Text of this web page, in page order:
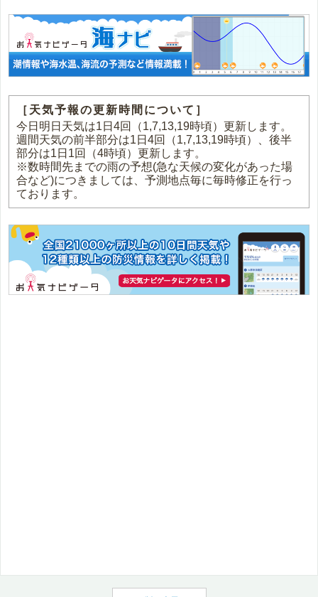
［天気予報の更新時間について］
今日明日天気は1日4回（1,7,13,19時頃）更新します。
週間天気の前半部分は1日4回（1,7,13,19時頃）、後半
部分は1日1回（4時頃）更新します。
※数時間先までの雨の予想(急な天候の変化があった場
合など)につきましては、予測地点毎に毎時修正を行っ
ております。